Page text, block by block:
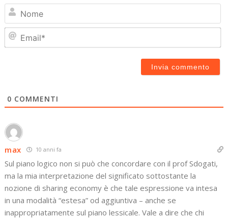
0 COMMENTI
max 10 anni fa
Sul piano logico non si può che concordare con il prof Sdogati,
ma la mia interpretazione del significato sottostante la
nozione di sharing economy è che tale espressione va intesa
in una modalità “estesa” od aggiuntiva – anche se
inappropriatamente sul piano lessicale. Vale a dire che chi